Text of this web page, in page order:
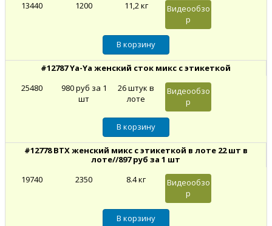
13440
1200 11,2 кг
Видеообзо
р
#12787 Ya-Ya женский сток микс с этикеткой
25480
980 руб за 1
шт
26 штук в
лоте
Видеообзо
р
#12778 BTX женский микс с этикеткой в лоте 22 шт в
лоте//897 руб за 1 шт
19740
2350 8.4 кг
Видеообзо
р